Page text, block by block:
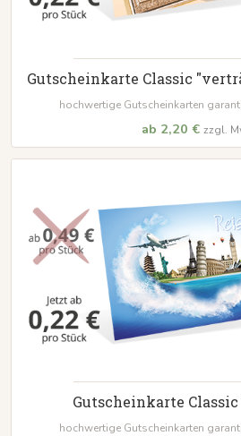
Gutscheinkarte Classic
hochwertige Gutscheinkarten
ab 2,20 € zzgl.
Gutscheinkarte
hochwertige Gutscheinkarten